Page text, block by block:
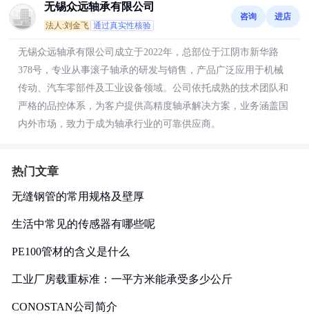
无锡众远轴承有限公司
法人:刘金飞 通过真实性核验
咨询 进店
无锡众远轴承有限公司成立于2022年，总部位于江阴市新华路
378号，专业从事滚子轴承的研发与销售，产品广泛应用于机械
传动、汽车零部件及工业设备领域。公司依托成熟的技术团队和
严格的品控体系，为客户提供高精度轴承解决方案，业务涵盖国
内外市场，致力于成为轴承行业的可靠供应商。
热门文章
无缝钢管的常用规格及壁厚
生活中常见的传感器有哪些呢
PE100管材的含义是什么
工业厂房载重标准：一平方米能承受多少公斤
CONOSTAN公司简介